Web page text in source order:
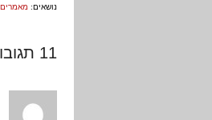
נושאים: מאמרים
11 תגובות